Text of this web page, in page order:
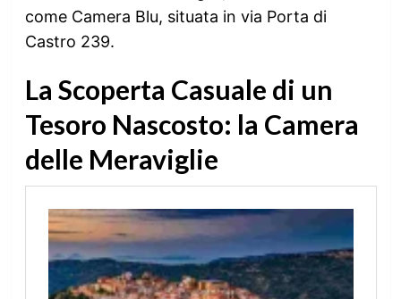
come Camera Blu, situata in via Porta di
Castro 239.
La Scoperta Casuale di un
Tesoro Nascosto: la Camera
delle Meraviglie